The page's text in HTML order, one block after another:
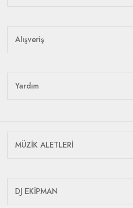
Alışveriş
Yardım
MÜZİK ALETLERİ
DJ EKİPMAN